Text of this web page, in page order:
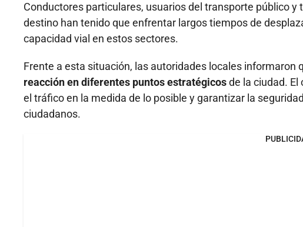
Conductores particulares, usuarios del transporte público
destino han tenido que enfrentar largos tiempos de
capacidad vial en estos sectores.
Frente a esta situación, las autoridades locales informaron
reacción en diferentes puntos estratégicosde la ciudad.
el tráfico en la medida de lo posible y garantizar la
ciudadanos.